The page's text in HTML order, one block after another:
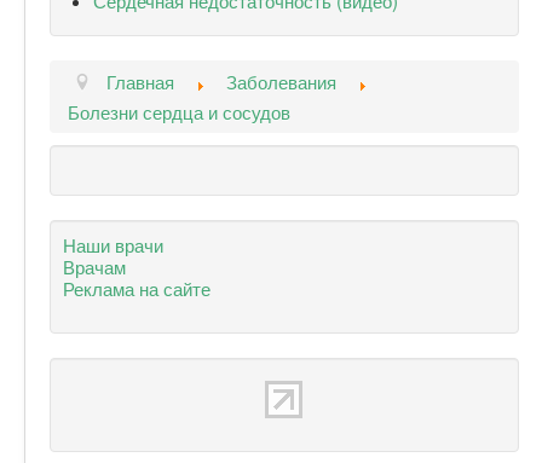
Главная
Заболевания
Болезни сердца и сосудов
Наши врачи
Врачам
Реклама на сайте